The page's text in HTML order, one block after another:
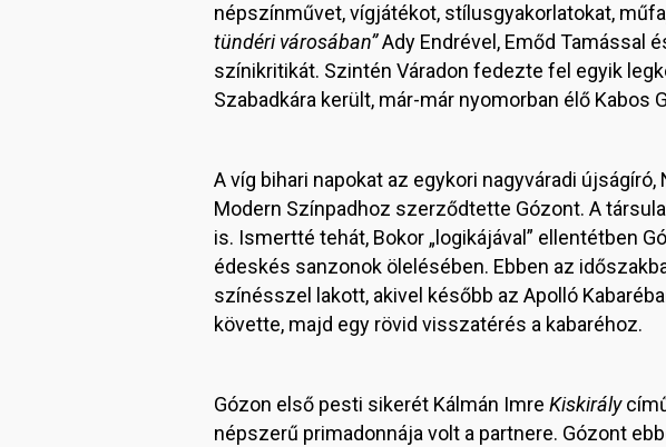
népszínművet, vígjátékot, stílusgyakorlatokat,
tündéri városában”Ady Endrével, Emőd Tamással
színikritikát. Szintén Váradon fedezte fel egyik
Szabadkára került, már-már nyomorban élő Kabos
A víg bihari napokat az egykori nagyváradi
Modern Színpadhoz szerződtette Gózont. A
is. Ismertté tehát, Bokor „logikájával” ellentétben
édeskés sanzonok ölelésében. Ebben az
színésszel lakott, akivel később az Apolló
követte, majd egy rövid visszatérés a kabaréhoz.
Gózon első pesti sikerét Kálmán Imre Kiskirály
népszerű primadonnája volt a partnere. Gózont